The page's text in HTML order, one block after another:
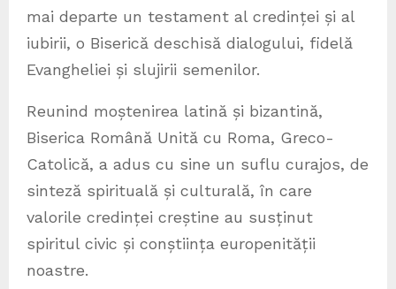
mai departe un testament al credinței și al
iubirii, o Biserică deschisă dialogului, fidelă
Evangheliei și slujirii semenilor.
Reunind moștenirea latină și bizantină,
Biserica Română Unită cu Roma, Greco-
Catolică, a adus cu sine un suflu curajos, de
sinteză spirituală și culturală, în care
valorile credinței creștine au susținut
spiritul civic și conștiința europenității
noastre.